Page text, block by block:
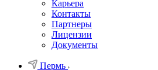
Карьера
Контакты
Партнеры
Лицензии
Документы
Пермь